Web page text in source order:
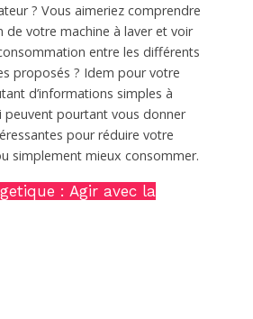
? Vous aimeriez comprendre
de votre machine à laver et voir
entre les différents
proposés ? Idem pour votre
d’informations simples à
peuvent pourtant vous donner
pour réduire votre
simplement mieux consommer.
: Agir avec la